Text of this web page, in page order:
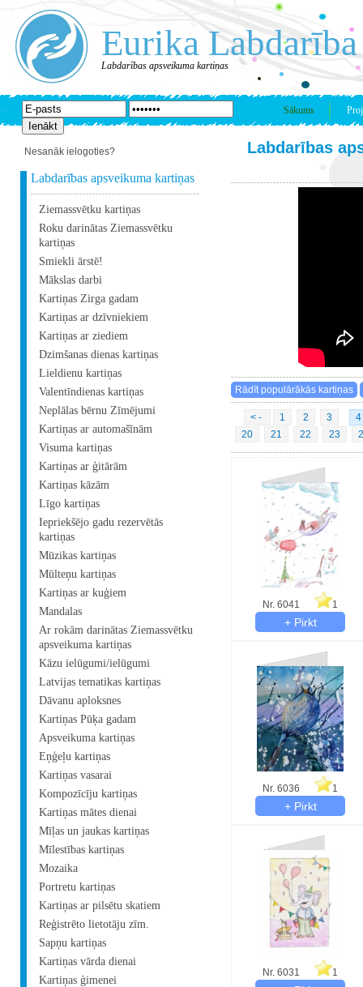
Eurika Labdarība
Labdarības apsveikuma kartiņas
Sākums
Nesanāk ielogoties?
Labdarības apsveikuma kartiņas
Ziemassvētku kartiņas
Roku darinātas Ziemassvētku
kartiņas
Smiekli ārstē!
Mākslas darbi
Kartiņas Zirga gadam
Kartiņas ar dzīvniekiem
Kartiņas ar ziediem
Dzimšanas dienas kartiņas
Lieldienu kartiņas
Valentīndienas kartiņas
Neplālas bērnu Zīmējumi
Kartiņas ar automašīnām
Visuma kartiņas
Kartiņas ar ģitārām
Kartiņas kāzām
Līgo kartiņas
Iepriekšējo gadu rezervētās
kartiņas
Mūzikas kartiņas
Mūlteņu kartiņas
Kartiņas ar kuģiem
Mandalas
Ar rokām darinātas Ziemassvētku
apsveikuma kartiņas
Kāzu ielūgumi/ielūgumi
Latvijas tematikas kartiņas
Dāvanu aploksnes
Kartiņas Pūķa gadam
Apsveikuma kartiņas
Eņģeļu kartiņas
Kartiņas vasarai
Kompozīcīju kartiņas
Kartiņas mātes dienai
Mīļas un jaukas kartiņas
Mīlestības kartiņas
Mozaika
Portretu kartiņas
Kartiņas ar pilsētu skatiem
Reģistrēto lietotāju zīm.
Sapņu kartiņas
Kartiņas vārda dienai
Kartiņas ģimenei
Labdarības
< - 1 2 3
4
20
21 22 23
Nr. 6041 1
Nr. 6036 1
Nr. 6031 1